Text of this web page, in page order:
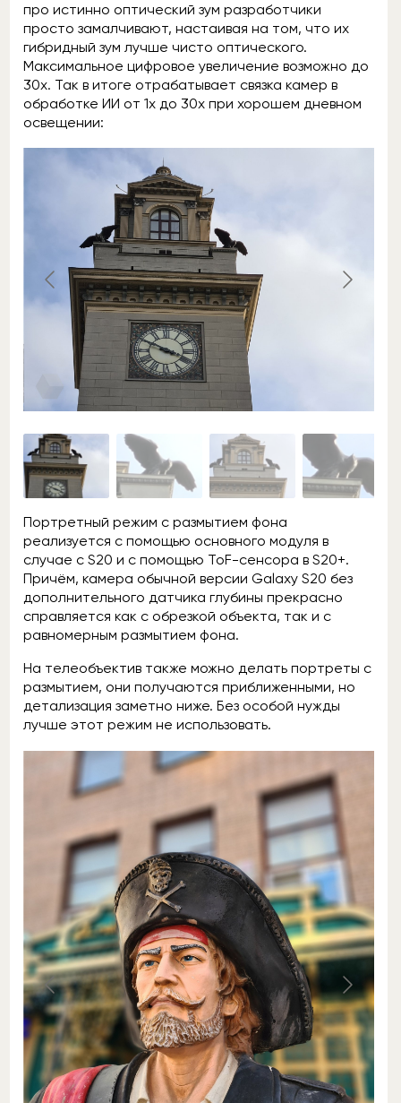
про истинно оптический зум разработчики
просто замалчивают, настаивая на том, что их
гибридный зум лучше чисто оптического.
Максимальное цифровое увеличение возможно до
30х. Так в итоге отрабатывает связка камер в
обработке ИИ от 1х до 30х при хорошем дневном
освещении:
Портретный режим с размытием фона
реализуется с помощью основного модуля в
случае с S20 и с помощью ToF-сенсора в S20+.
Причём, камера обычной версии Galaxy S20 без
дополнительного датчика глубины прекрасно
справляется как с обрезкой объекта, так и с
равномерным размытием фона.
На телеобъектив также можно делать портреты с
размытием, они получаются приближенными, но
детализация заметно ниже. Без особой нужды
лучше этот режим не использовать.